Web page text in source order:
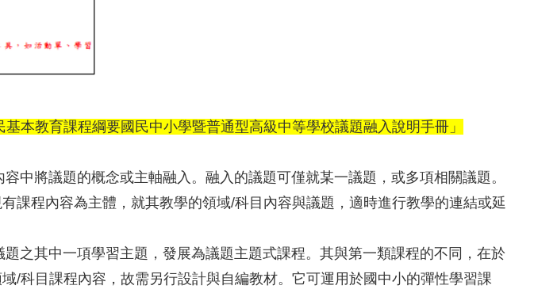
本教育課程綱要國民中小學暨普通型高級中等學校議題融入說明手冊」
容中將議題的概念或主軸融入。融入的議題可僅就某一議題，或多項相關議題。
課程內容為主體，就其教學的領域/科目內容與議題，適時進行教學的連結或延
題之其中一項學習主題，發展為議題主題式課程。其與第一類課程的不同，在於
/科目課程內容，故需另行設計與自編教材。它可運用於國中小的彈性學習課